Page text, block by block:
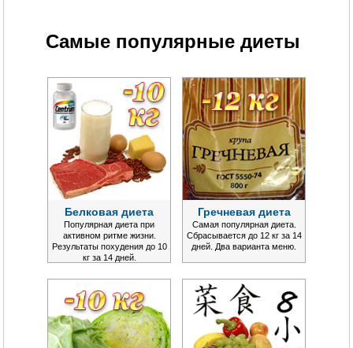
Самые популярные диеты
Белковая диета
Популярная диета при
активном ритме жизни.
Результаты похудения до 10
кг за 14 дней.
Гречневая диета
Самая популярная диета.
Сбрасывается до 12 кг за 14
дней. Два варианта меню.